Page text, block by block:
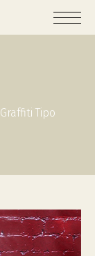
Graffiti Tipo